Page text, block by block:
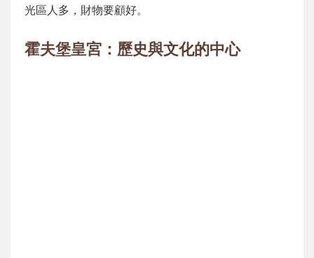
光區人多，財物要顧好。
霍夫堡皇宮：歷史與文化的中心